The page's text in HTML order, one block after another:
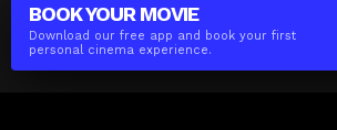
BOOK YOUR MOVIE
Download our free app and book your first
personal cinema experience.